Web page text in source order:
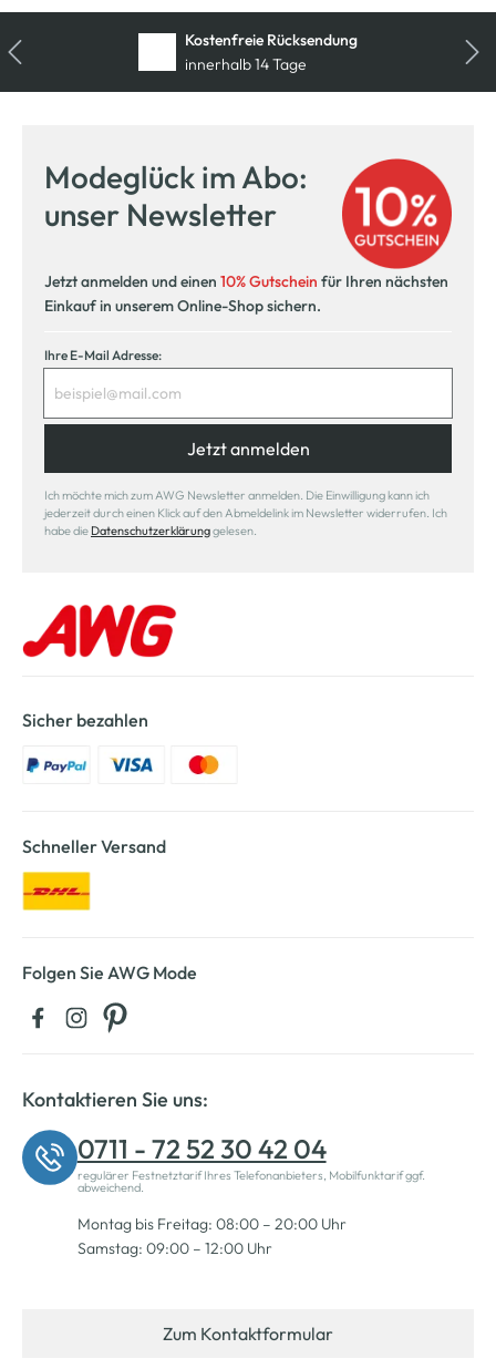
Kostenfreie Rücksendung
innerhalb 14 Tage
Modeglück im Abo:
unser Newsletter
Jetzt anmelden und einen 10% Gutschein für Ihren nächsten
Einkauf in unserem Online-Shop sichern.
Ihre E-Mail Adresse:
Jetzt anmelden
Ich möchte mich zum AWG Newsletter anmelden. Die Einwilligung kann ich
jederzeit durch einen Klick auf den Abmeldelink im Newsletter widerrufen. Ich
habe die Datenschutzerklärunggelesen.
Sicher bezahlen
Schneller Versand
Folgen Sie AWG Mode
Kontaktieren Sie uns:
0711 - 72 52 30 42 04
regulärer Festnetztarif Ihres Telefonanbieters, Mobilfunktarif ggf.
abweichend.
Montag bis Freitag: 08:00 – 20:00 Uhr
Samstag: 09:00 – 12:00 Uhr
Zum Kontaktformular